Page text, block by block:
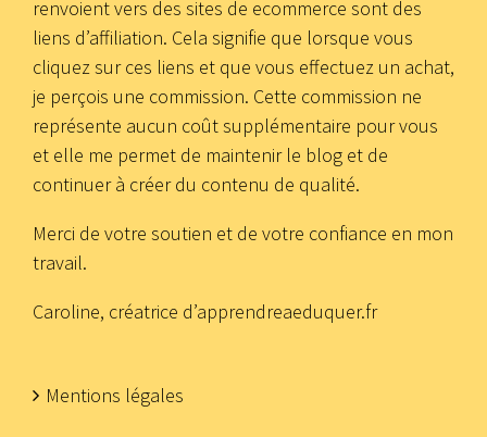
renvoient vers des sites de ecommerce sont des
liens d’affiliation. Cela signifie que lorsque vous
cliquez sur ces liens et que vous effectuez un achat,
je perçois une commission. Cette commission ne
représente aucun coût supplémentaire pour vous
et elle me permet de maintenir le blog et de
continuer à créer du contenu de qualité.
Merci de votre soutien et de votre confiance en mon
travail.
Caroline, créatrice d’apprendreaeduquer.fr
Mentions légales